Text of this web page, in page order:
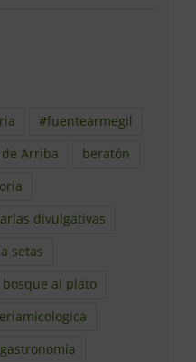
#fuentearmegil
Arriba
beratón
divulgativas
setas
bosque al plato
gastronomía